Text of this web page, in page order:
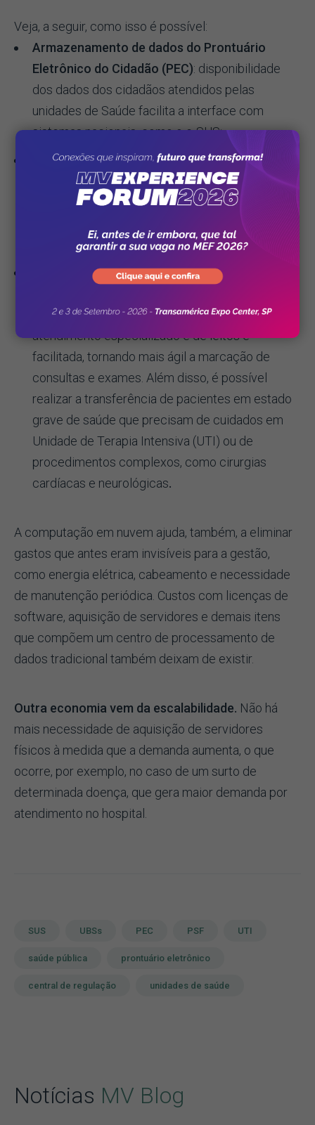
Veja, a seguir, como isso é possível:
Armazenamento de dados do Prontuário
Eletrônico do Cidadão (PEC): disponibilidade
dos dados dos cidadãos atendidos pelas
unidades de Saúde facilita a interface com
sistemas nacionais, como o e-SUS;
Armazenamento de dados do Programa Saúde
da Família (PSF): a nuvem possibilita o uso de
dispositivos móveis, como tablets e
smartphones, conectados aos sistemas das
unidades de Saúde de referência;
Controle da Central de Regulação:
monitora a disponibilidade de vagas em
atendimento especializado e de leitos é
facilitada, tornando mais ágil a marcação de
consultas e exames. Além disso, é possível
realizar a transferência de pacientes em estado
grave de saúde que precisam de cuidados em
Unidade de Terapia Intensiva (UTI) ou de
procedimentos complexos, como cirurgias
cardíacas e neurológicas.
A computação em nuvem ajuda, também, a eliminar
gastos que antes eram invisíveis para a gestão,
como energia elétrica, cabeamento e necessidade
de manutenção periódica. Custos com licenças de
software, aquisição de servidores e demais itens
que compõem um centro de processamento de
dados tradicional também deixam de existir.
Outra economia vem da escalabilidade. Não há
mais necessidade de aquisição de servidores
físicos à medida que a demanda aumenta, o que
ocorre, por exemplo, no caso de um surto de
determinada doença, que gera maior demanda por
atendimento no hospital.
SUS UBSs PEC PSF UTI
saúde pública prontuário eletrônico
central de regulação unidades de saúde
Notícias MV Blog